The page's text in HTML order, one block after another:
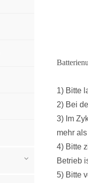
1) Bitte
2) Bei
3) Im
mehr
4) Bitte
Betrieb
5) Bitte